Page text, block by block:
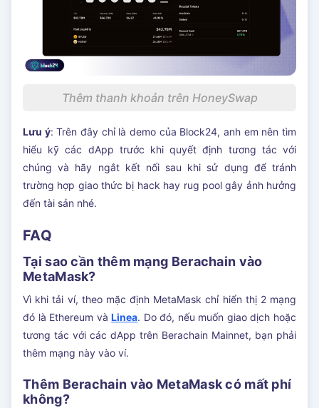
Thêm thanh khoản trên HoneySwap
Lưu ý: Trên đây chỉ là demo của Block24, anh em nên tìm
hiểu kỹ các dApp trước khi quyết định tương tác với
chúng và hãy ngắt kết nối sau khi sử dụng để tránh
trường hợp giao thức bị hack hay rug pool gây ảnh hưởng
đến tài sản nhé.
FAQ
Tại sao cần thêm mạng Berachain vào
MetaMask?
Vì khi tải ví, theo mặc định MetaMask chỉ hiển thị 2 mạng
đó là Ethereum vàLinea. Do đó, nếu muốn giao dịch hoặc
tương tác với các dApp trên Berachain Mainnet, bạn phải
thêm mạng này vào ví.
Thêm Berachain vào MetaMask có mất phí
không?